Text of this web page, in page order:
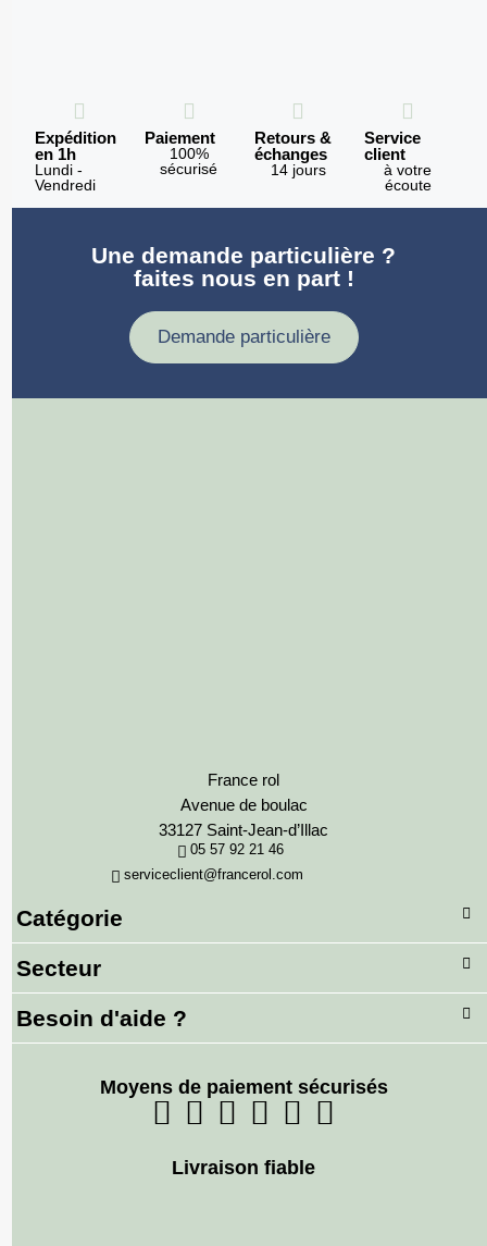
Expédition
en 1h
Lundi -
Vendredi
Paiement
100%
sécurisé
Retours &
échanges
14 jours
Service
client
à votre
écoute
Une demande particulière ?
faites nous en part !
Demande particulière
France rol
Avenue de boulac
33127 Saint-Jean-d’Illac
05 57 92 21 46
serviceclient@francerol.com
Catégorie
Secteur
Besoin d'aide ?
Moyens de paiement sécurisés
Livraison fiable